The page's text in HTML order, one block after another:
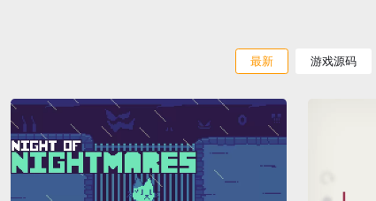
最新 游戏源码